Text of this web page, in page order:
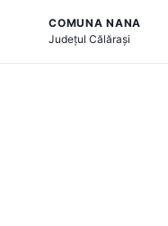
COMUNA NANA
JudețulCălărași